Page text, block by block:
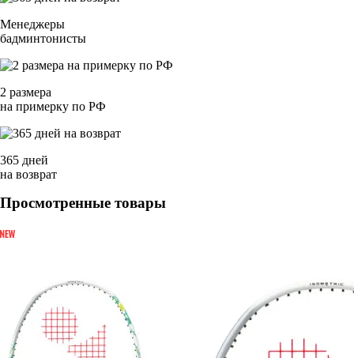
Менеджеры
бадминтонисты
2 размера
на примерку по РФ
365 дней
на возврат
Просмотренные товары